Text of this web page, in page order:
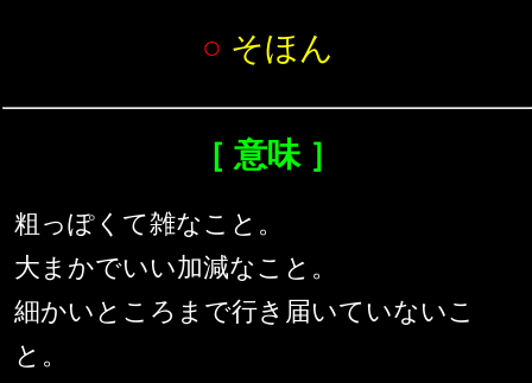
○ そほん
［ 意味 ］
粗っぽくて雑なこと。
大まかでいい加減なこと。
細かいところまで行き届いていないこ
と。